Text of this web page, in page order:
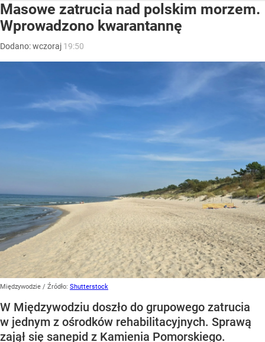
Masowe zatrucia nad polskim morzem.
Wprowadzono kwarantannę
Dodano:wczoraj 19:50
Międzywodzie / Źródło: Shutterstock
W Międzywodziu doszło do grupowego zatrucia
w jednym z ośrodków rehabilitacyjnych. Sprawą
zajął się sanepid z Kamienia Pomorskiego.